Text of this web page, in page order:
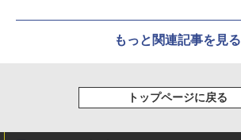
もっと関連記事を見る
トップページに戻る